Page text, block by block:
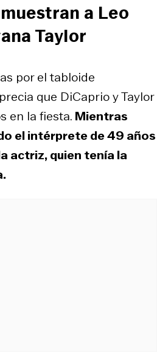
a Leo
Taylor
por el tabloide
que DiCaprio y Taylor
en la fiesta. Mientras
el intérprete de 49 años
actriz, quien tenía la